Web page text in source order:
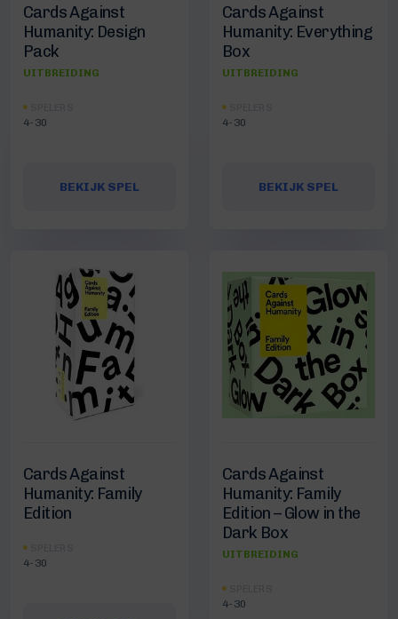
Cards Against
Humanity: Design
Pack
UITBREIDING
4-30
BEKIJK SPEL
Cards Against
Humanity: Everything
Box
UITBREIDING
4-30
BEKIJK SPEL
Cards Against
Humanity: Family
Edition
4-30
Cards Against
Humanity: Family
Edition – Glow in the
Dark Box
UITBREIDING
4-30